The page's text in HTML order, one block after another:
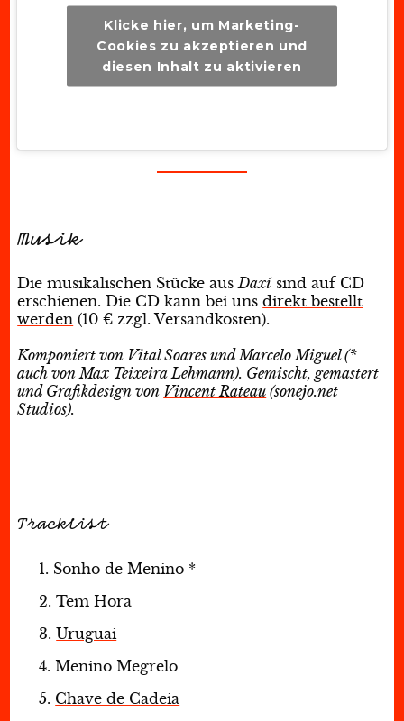
Klicke hier, um Marketing-
Cookies zu akzeptieren und
diesen Inhalt zu aktivieren
Musik
Die musikalischen Stücke ausDaxísind auf CD
erschienen. Die CD kann bei unsdirekt bestellt
werden (10 € zzgl. Versandkosten).
Komponiert von Vital Soares und Marcelo Miguel (*
auch von Max Teixeira Lehmann). Gemischt, gemastert
und Grafikdesign von Vincent Rateau (sonejo.net
Studios).
Tracklist
Sonho de Menino *
Tem Hora
Uruguai
Menino Megrelo
Chave de Cadeia